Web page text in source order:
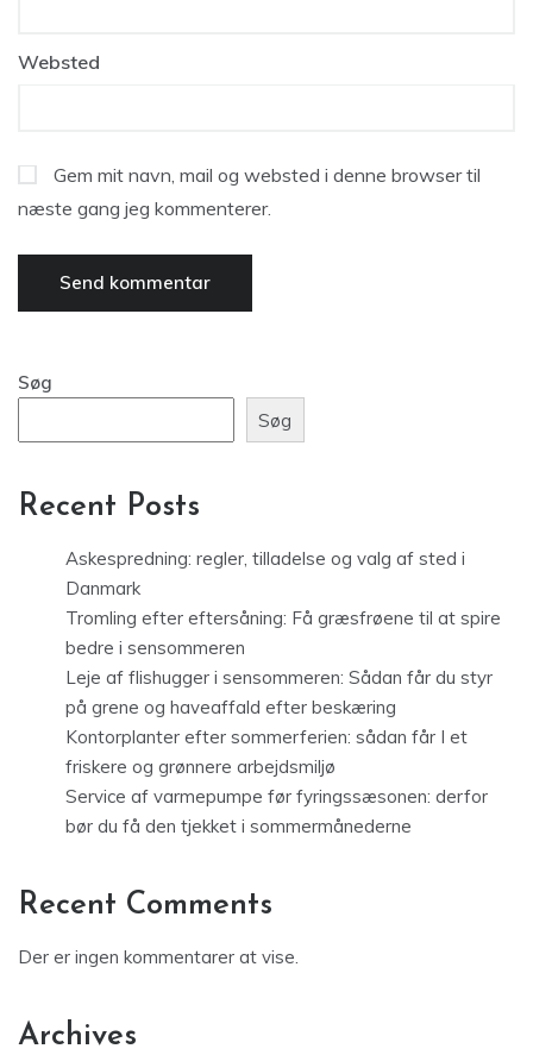
Websted
Gem mit navn, mail og websted i denne browser til
næste gang jeg kommenterer.
Søg
Søg
Recent Posts
Askespredning: regler, tilladelse og valg af sted i
Danmark
Tromling efter eftersåning: Få græsfrøene til at spire
bedre i sensommeren
Leje af flishugger i sensommeren: Sådan får du styr
på grene og haveaffald efter beskæring
Kontorplanter efter sommerferien: sådan får I et
friskere og grønnere arbejdsmiljø
Service af varmepumpe før fyringssæsonen: derfor
bør du få den tjekket i sommermånederne
Recent Comments
Der er ingen kommentarer at vise.
Archives